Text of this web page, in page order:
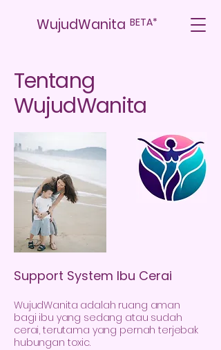
WujudWanita BETA*
Tentang
WujudWanita
Support System Ibu Cerai
WujudWanita adalah ruang aman
bagi ibu yang sedang atau sudah
cerai, terutama yang pernah terjebak
hubungan toxic.